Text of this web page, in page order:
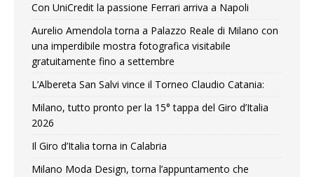
Con UniCredit la passione Ferrari arriva a Napoli
Aurelio Amendola torna a Palazzo Reale di Milano con
una imperdibile mostra fotografica visitabile
gratuitamente fino a settembre
L’Albereta San Salvi vince il Torneo Claudio Catania:
Milano, tutto pronto per la 15° tappa del Giro d’Italia
2026
Il Giro d’Italia torna in Calabria
Milano Moda Design, torna l’appuntamento che